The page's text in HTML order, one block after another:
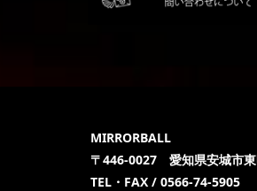
MIRRORBALL
〒446-0027 愛知県安城市東
TEL・FAX / 0566-74-5905